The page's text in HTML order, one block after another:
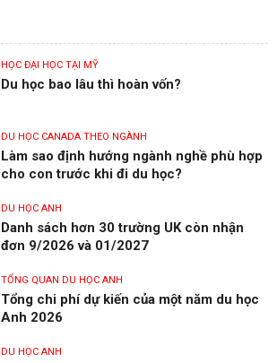
HỌC ĐẠI HỌC TẠI MỸ
Du học bao lâu thì hoàn vốn?
DU HỌC CANADA THEO NGÀNH
Làm sao định hướng ngành nghề phù hợp
cho con trước khi đi du học?
DU HỌC ANH
Danh sách hơn 30 trường UK còn nhận
đơn 9/2026 và 01/2027
TỔNG QUAN DU HỌC ANH
Tổng chi phí dự kiến của một năm du học
Anh 2026
DU HỌC ANH